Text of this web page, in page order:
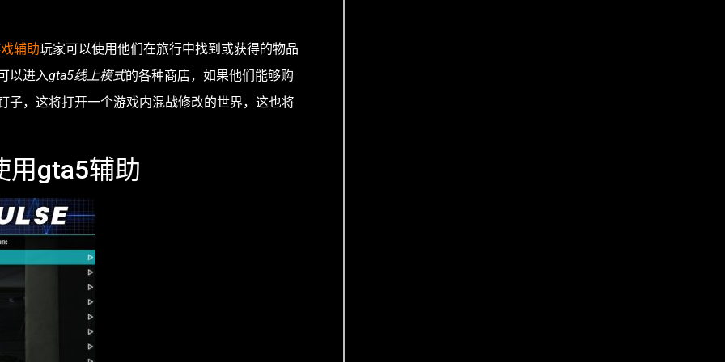
辅助玩家可以使用他们在旅行中找到或获得的物品
以进入gta5线上模式的各种商店，如果他们能够购
子，这将打开一个游戏内混战修改的世界，这也将
用gta5辅助